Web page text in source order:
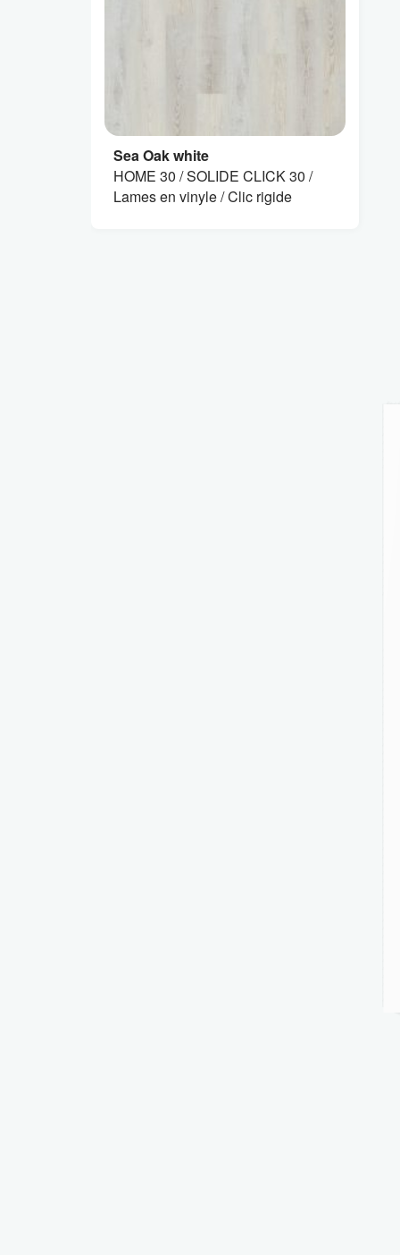
Sea Oak white
HOME 30 / SOLIDE CLICK 30 /
Lames en vinyle / Clic rigide